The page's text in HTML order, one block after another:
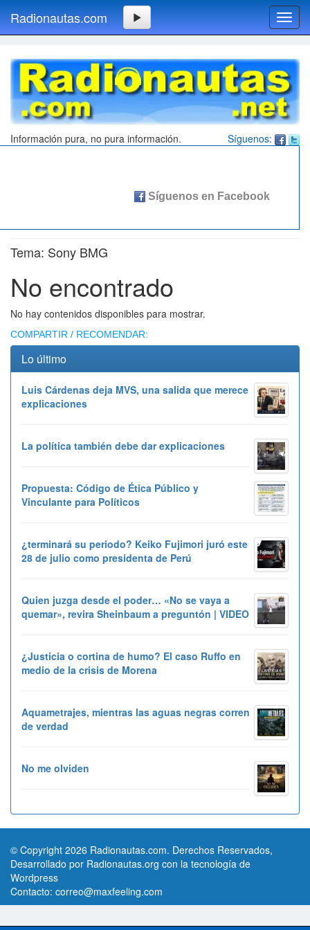
Radionautas.com
Síguenos:
Información pura, no pura información.
Tema: Sony BMG
No encontrado
No hay contenidos disponibles para mostrar.
COMPARTIR / RECOMENDAR:
Lo último
Luis Cárdenas deja MVS, una salida que merece
explicaciones
La política también debe dar explicaciones
Propuesta: Código de Ética Público y
Vinculante para Políticos
¿terminará su periodo? Keiko Fujimori juró este
28 de julio como presidenta de Perú
Quien juzga desde el poder… «No se vaya a
quemar», revira Sheinbaum a preguntón | VIDEO
¿Justicia o cortina de humo? El caso Ruffo en
medio de la crisis de Morena
Aquametrajes, mientras las aguas negras corren
de verdad
No me olviden
© Copyright 2026 Radionautas.com. Derechos Reservados,
Desarrollado por Radionautas.org con la tecnología de
Wordpress
Contacto: correo@maxfeeling.com